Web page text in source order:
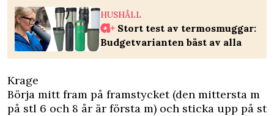
HUSHÅLL
Stort test av termosmuggar:
Budgetvarianten bäst av alla
Krage
Börja mitt fram på framstycket (den mittersta m
på stl 6 och 8 år är första m) och sticka upp på st